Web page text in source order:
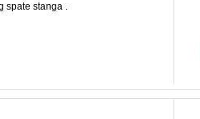
spate stanga .